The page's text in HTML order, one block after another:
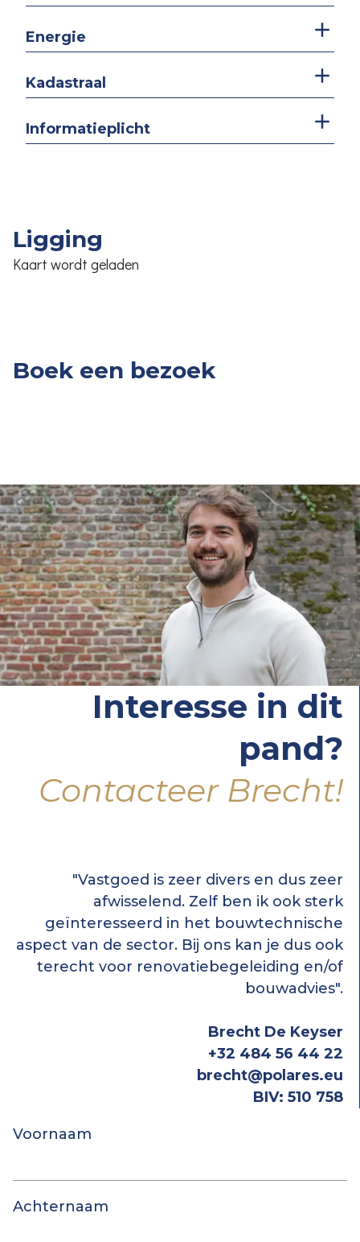
Energie
Kadastraal
Informatieplicht
Ligging
Kaart wordt geladen
Boek een bezoek
Interesse in dit
pand?
Contacteer Brecht!
"Vastgoed is zeer divers en dus zeer
afwisselend. Zelf ben ik ook sterk
geïnteresseerd in het bouwtechnische
aspect van de sector. Bij ons kan je dus ook
terecht voor renovatiebegeleiding en/of
bouwadvies".
Brecht De Keyser
+32 484 56 44 22
brecht@polares.eu
BIV: 510 758
Voornaam
Achternaam